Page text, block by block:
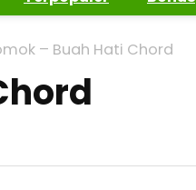
– Buah Hati Chord